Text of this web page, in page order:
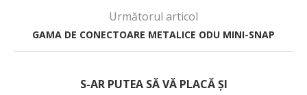
Următorul articol
GAMA DE CONECTOARE METALICE ODU MINI-SNAP
S-AR PUTEA SĂ VĂ PLACĂ ȘI